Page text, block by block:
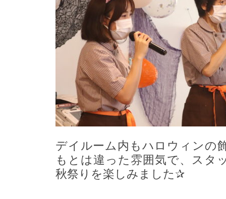
デイルーム内もハロウィンの
もとは違った雰囲気で、スタ
秋祭りを楽しみました✰